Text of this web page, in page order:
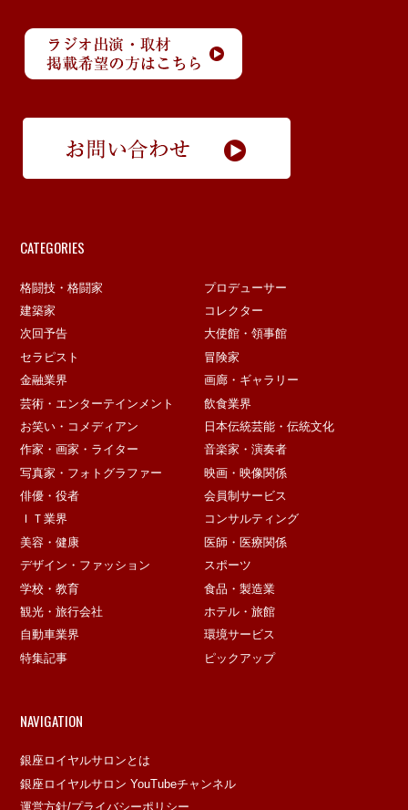
CATEGORIES
格闘技・格闘家
プロデューサー
建築家
コレクター
次回予告
大使館・領事館
セラピスト
冒険家
金融業界
画廊・ギャラリー
芸術・エンターテインメント
飲食業界
お笑い・コメディアン
日本伝統芸能・伝統文化
作家・画家・ライター
音楽家・演奏者
写真家・フォトグラファー
映画・映像関係
俳優・役者
会員制サービス
ＩＴ業界
コンサルティング
美容・健康
医師・医療関係
デザイン・ファッション
スポーツ
学校・教育
食品・製造業
観光・旅行会社
ホテル・旅館
自動車業界
環境サービス
特集記事
ピックアップ
NAVIGATION
銀座ロイヤルサロンとは
銀座ロイヤルサロン YouTubeチャンネル
運営方針/プライバシーポリシー